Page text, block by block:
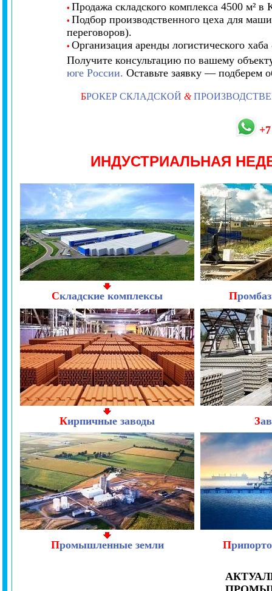
• Продажа складского комплекса 4500 м²
• Подбор производственного цеха для
переговоров).
• Организация аренды логистического
Получите консультацию по вашему
юге России. Оставьте заявку — подберем
БРОКЕР СКЛАДСКОЙ &
ИНДУСТРИАЛЬНАЯ
Складские комплексы П
Кирпичные заводы З
Промышленные земли П